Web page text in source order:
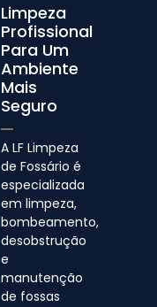
Limpeza
Profissional
Para Um
Ambiente
Mais
Seguro
A LF Limpeza
de Fossário é
especializada
em limpeza,
bombeamento,
desobstrução
e
manutenção
de fossas